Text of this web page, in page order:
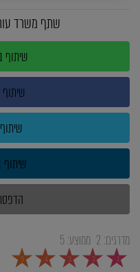
שתף משרד
שיתוף
שיתוף
שיתוף
מדרגים: 2 ממוצע:5
1
2
3
4
5